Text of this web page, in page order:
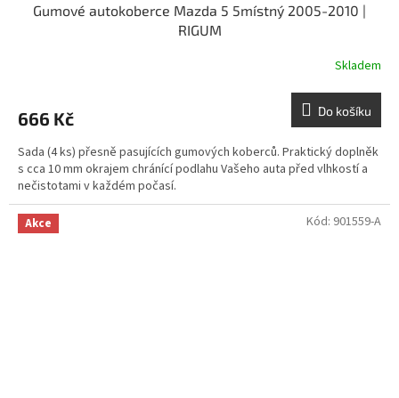
Gumové autokoberce Mazda 5 5místný 2005-2010 |
RIGUM
Skladem
666 Kč Do košíku
Sada (4 ks) přesně pasujících gumových koberců. Praktický doplněk
s cca 10 mm okrajem chránící podlahu Vašeho auta před vlhkostí a
nečistotami v každém počasí.
Akce Kód: 901559-A